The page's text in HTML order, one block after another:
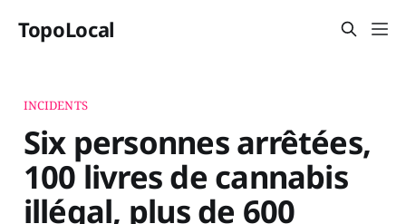
TopoLocal
INCIDENTS
Six personnes arrêtées,
100 livres de cannabis
illégal, plus de 600